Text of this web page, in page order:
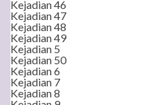
Kejadian 46
Kejadian 47
Kejadian 48
Kejadian 49
Kejadian 5
Kejadian 50
Kejadian 6
Kejadian 7
Kejadian 8